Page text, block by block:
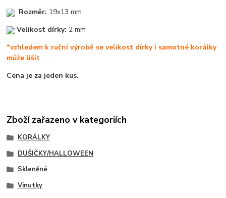
Rozměr: 19x13 mm
Velikost dírky: 2 mm
*vzhledem k ruční výrobě se velikost dírky i samotné korálky
může lišit
Cena je za jeden kus.
Zboží zařazeno v kategoriích
KORÁLKY
DUŠIČKY/HALLOWEEN
Skleněné
Vinutky